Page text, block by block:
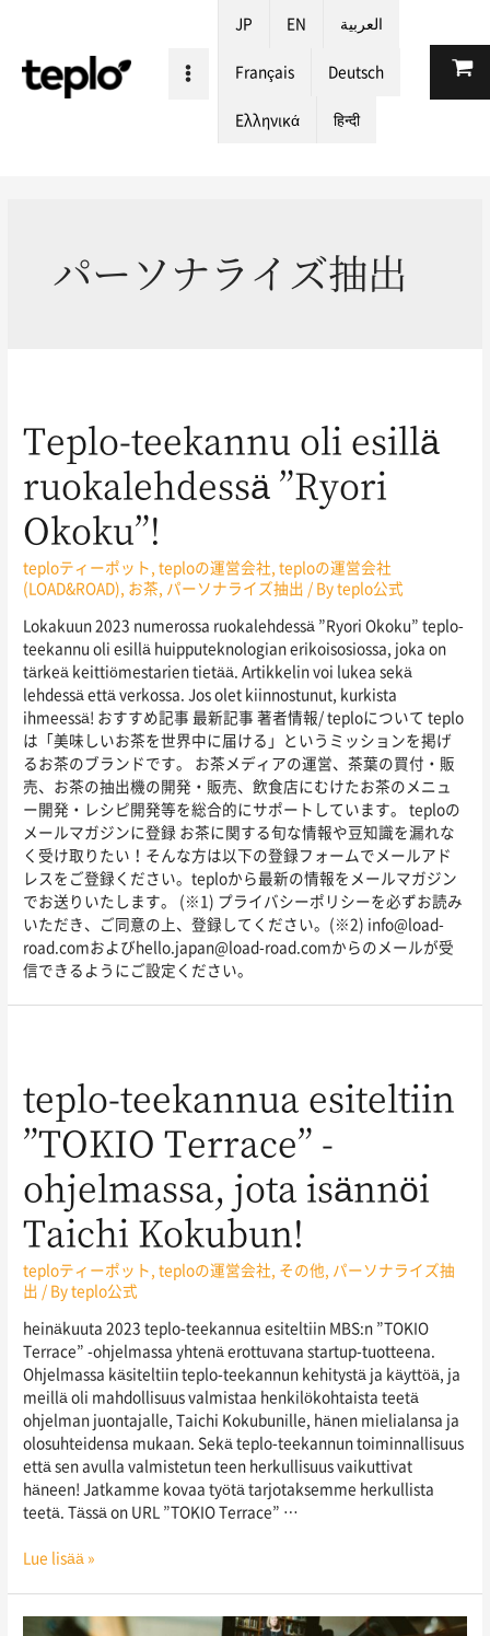
JP EN العربية
Français Deutsch
Ελληνικά हिन्दी
パーソナライズ抽出
Teplo-teekannu oli esillä
ruokalehdessä ”Ryori
Okoku”!
teploティーポット ,teploの運営会社 ,teploの運営会社
(LOAD&ROAD)
お茶 パーソナライズ抽出 / Byteplo公式
Lokakuun 2023 numerossa ruokalehdessä ”Ryori Okoku” teplo-
teekannu oli esillä huipputeknologian erikoisosiossa, joka on
tärkeä keittiömestarien tietää. Artikkelin voi lukea sekä
lehdessä että verkossa. Jos olet kiinnostunut, kurkista
ihmeessä! おすすめ記事 最新記事 著者情報/ teploについて teplo
は「美味しいお茶を世界中に届ける」というミッションを掲げ
るお茶のブランドです。 お茶メディアの運営、茶葉の買付・販
売、お茶の抽出機の開発・販売、飲食店にむけたお茶のメニュ
ー開発・レシピ開発等を総合的にサポートしています。 teploの
メールマガジンに登録 お茶に関する旬な情報や豆知識を漏れな
く受け取りたい！そんな方は以下の登録フォームでメールアド
レスをご登録ください。teploから最新の情報をメールマガジン
でお送りいたします。 (※1) プライバシーポリシーを必ずお読み
いただき、ご同意の上、登録してください。(※2) info@load-
road.comおよびhello.japan@load-road.comからのメールが受
信できるようにご設定ください。
teplo-teekannua esiteltiin
”TOKIO Terrace” -
ohjelmassa, jota isännöi
Taichi Kokubun!
teploティーポット ,teploの運営会社 その他
パーソナライズ抽
出 / Byteplo公式
heinäkuuta 2023 teplo-teekannua esiteltiin MBS:n ”TOKIO
Terrace” -ohjelmassa yhtenä erottuvana startup-tuotteena.
Ohjelmassa käsiteltiin teplo-teekannun kehitystä ja käyttöä, ja
meillä oli mahdollisuus valmistaa henkilökohtaista teetä
ohjelman juontajalle, Taichi Kokubunille, hänen mielialansa ja
olosuhteidensa mukaan. Sekä teplo-teekannun toiminnallisuus
että sen avulla valmistetun teen herkullisuus vaikuttivat
häneen! Jatkamme kovaa työtä tarjotaksemme herkullista
teetä. Tässä on URL ”TOKIO Terrace” …
Lue lisää »